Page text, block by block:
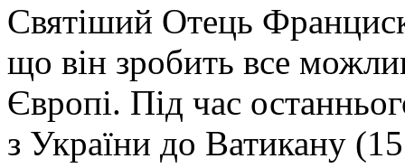
Святіший Отець
що він зробить все
Європі. Під час
з України до Ватикану